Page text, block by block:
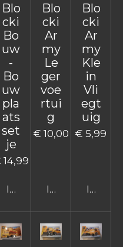
Blo
cki
Bo
uw
-
Bo
uw
pla
ats
set
je
14,99
In winkelwagen
Blo
cki
Ar
my
Le
ger
voe
rtui
g
€ 10,00
In
Blo
cki
Ar
my
Kle
in
Vli
egt
uig
€ 5,99
In